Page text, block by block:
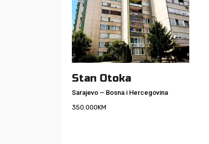
Stan Otoka
Sarajevo – Bosna i Hercegovina
350.000KM